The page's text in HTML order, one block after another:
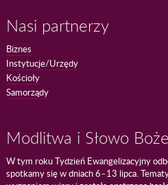
Nasi partnerzy
Biznes
Instytucje/Urzędy
Kościoły
Samorządy
Modlitwa i Słowo Boże
W tym roku Tydzień Ewangelizacyjny
spotkamy się w dniach 6–13 lipca.